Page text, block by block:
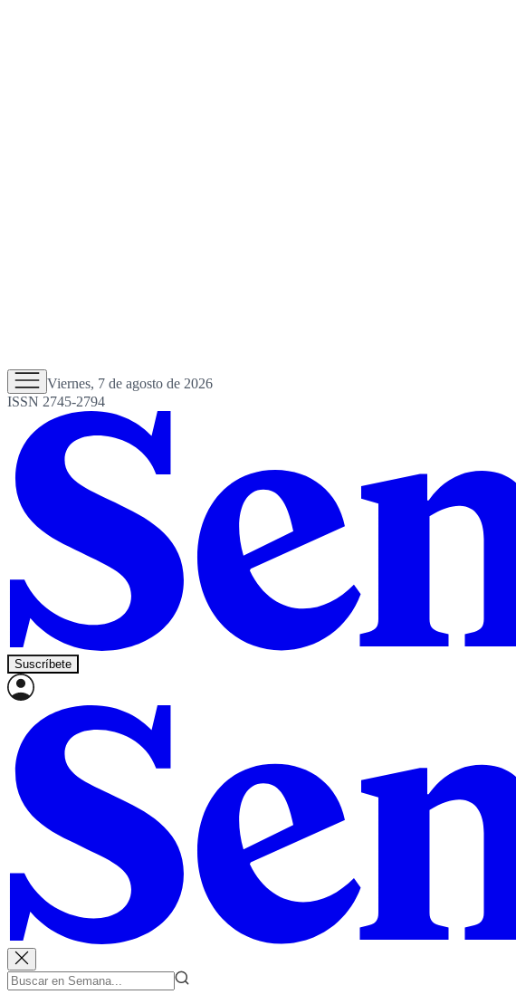
Viernes, 7 de agosto de 2026
ISSN 2745-2794
Suscríbete